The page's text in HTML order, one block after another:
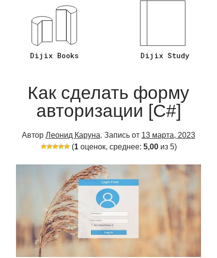
Ответы на Вопросы C# Asp.Net Core
Язык Программирования Sql
Dijix Books Dijix Study
Как сделать форму
авторизации [C#]
Автор Леонид Каруна. Запись от 13 марта, 2023
(1оценок, среднее: 5,00из 5)